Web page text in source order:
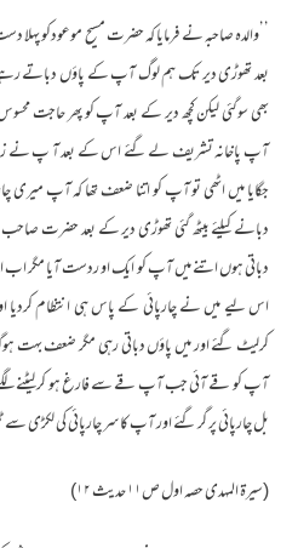
’’والدہ صاحبہ نے فرمایا کہ حضرت مسیح موعودکو
بعد تھوڑی دیر تک ہم لوگ آپ کے پاؤں دباتے
بھی سوگئی لیکن کچھ دیر کے بعد آپ کو پھر حاجت محسوس
آپ پاخانہ تشریف لے گئے اس کے بعد آ پ نے
جگایا میں اٹھی تو آپ کو اتنا ضعف تھا کہ آپ
دبانے کیلئے بیٹھ گئی تھوڑی دیر کے بعد حضرت
دباتی ہوں اتنے میں آپ کو ایک او ردست آیا مگر اب
اس لیے میں نے چارپائی کے پاس ہی انتظام کردیا
کرلیٹ گئے اور میں پاؤں دباتی رہی مگر ضعف بہت
آپ کو قے آئی جب آپ قے سے فارغ ہو کر لیٹنے لگے
بل چارپائی پر گر گئے اور آپ کاسر چارپائی کی لکڑی سے
(سیرۃ المہدی حصہ اول ص۱۱ حدیث ۱۲)